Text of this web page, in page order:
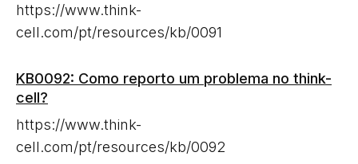
https://www.think-
cell.com/pt/resources/kb/0091
KB0092: Como reporto um problema no think-
cell?
https://www.think-
cell.com/pt/resources/kb/0092